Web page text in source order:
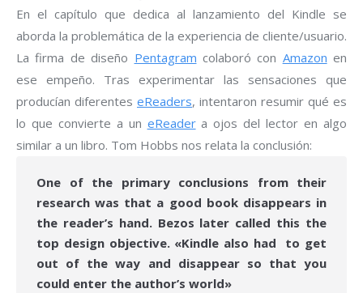
En el capítulo que dedica al lanzamiento del Kindle se
aborda la problemática de la experiencia de cliente/usuario.
La firma de diseño Pentagram colaboró con Amazon en
ese empeño. Tras experimentar las sensaciones que
producían diferentes eReaders, intentaron resumir qué es
lo que convierte a un eReadera ojos del lector en algo
similar a un libro. Tom Hobbs nos relata la conclusión:
One of the primary conclusions from their
research was that a good book disappears in
the reader’s hand. Bezos later called this the
top design objective. «Kindle also had to get
out of the way and disappear so that you
could enter the author’s world»